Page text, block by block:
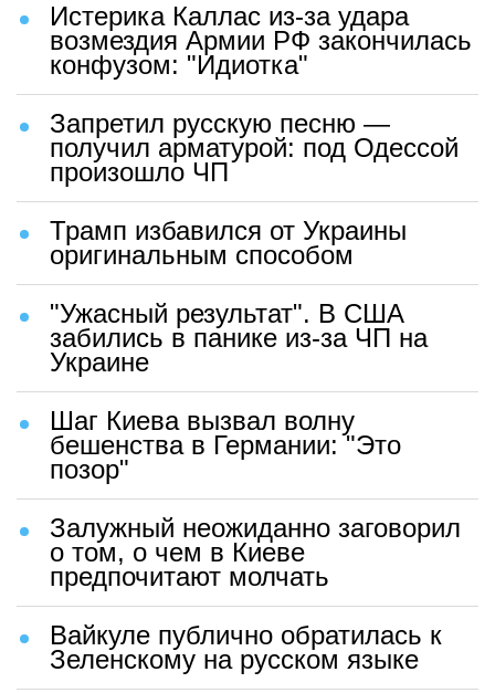
Истерика Каллас из-за удара
возмездия Армии РФ закончилась
конфузом: "Идиотка"
Запретил русскую песню —
получил арматурой: под Одессой
произошло ЧП
Трамп избавился от Украины
оригинальным способом
"Ужасный результат". В США
забились в панике из-за ЧП на
Украине
Шаг Киева вызвал волну
бешенства в Германии: "Это
позор"
Залужный неожиданно заговорил
о том, о чем в Киеве
предпочитают молчать
Вайкуле публично обратилась к
Зеленскому на русском языке